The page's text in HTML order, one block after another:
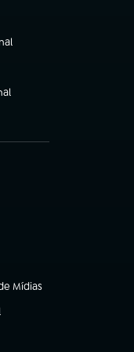
aba)
Mídias